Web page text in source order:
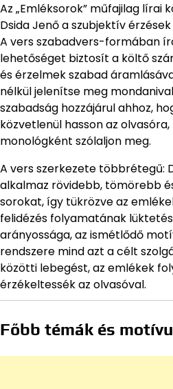
Az „Emléksorok” műfajilag lírai
Dsida Jenő a szubjektív
A vers szabadvers-formában
lehetőséget biztosít a költő
és érzelmek szabad
nélkül jelenítse meg
szabadság hozzájárul ahhoz,
közvetlenül hasson az
monológként szólaljon meg.
A vers szerkezete többrétegű:
alkalmaz rövidebb, tömörebb
sorokat, így tükrözve az
felidézés folyamatának
arányossága, az ismétlődő
rendszere mind azt a célt
közötti lebegést, az emlékek
érzékeltessék az olvasóval.
Főbb témák és